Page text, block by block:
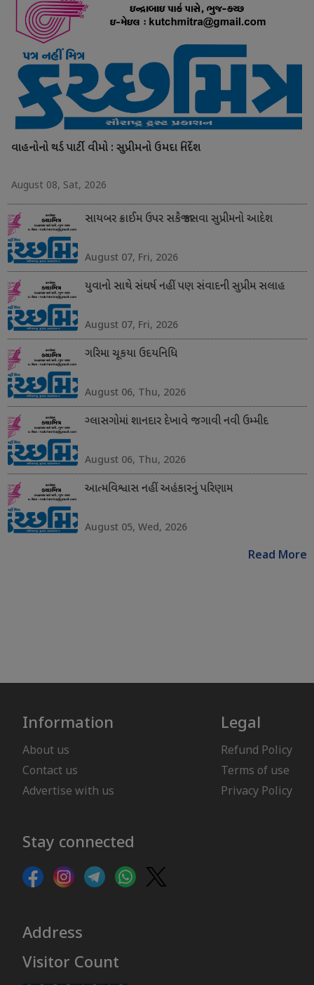
વાહનોનો થર્ડ પાર્ટી વીમો : સુપ્રીમનો ઉમદા નિર્દેશ
August 08, Sat, 2026
સાયબર ક્રાઈમ ઉપર સકંજો કસવા સુપ્રીમનો આદેશ
August 07, Fri, 2026
યુવાનો સાથે સંઘર્ષ નહીં પણ સંવાદની સુપ્રીમ સલાહ
August 07, Fri, 2026
ગરિમા ચૂકયા ઉદયનિધિ
August 06, Thu, 2026
ગ્લાસગોમાં શાનદાર દેખાવે જગાવી નવી ઉમ્મીદ
August 06, Thu, 2026
આત્મવિશ્વાસ નહીં અહંકારનું પરિણામ
August 05, Wed, 2026
Read More
Information
About us
Contact us
Advertise with us
Legal
Refund Policy
Terms of use
Privacy Policy
Stay connected
Address
Visitor Count